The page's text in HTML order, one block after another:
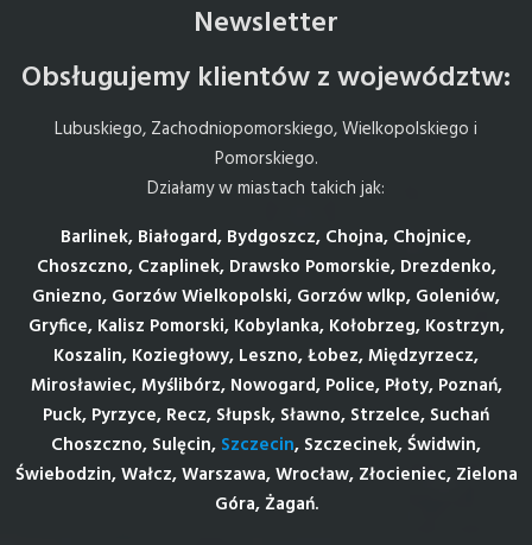
Newsletter
Obsługujemy klientów z województw:
Lubuskiego, Zachodniopomorskiego, Wielkopolskiego i
Pomorskiego.
Działamy w miastach takich jak:
Barlinek, Białogard, Bydgoszcz, Chojna, Chojnice,
Choszczno, Czaplinek, Drawsko Pomorskie, Drezdenko,
Gniezno, Gorzów Wielkopolski, Gorzów wlkp, Goleniów,
Gryfice, Kalisz Pomorski, Kobylanka, Kołobrzeg, Kostrzyn,
Koszalin, Koziegłowy, Leszno, Łobez, Międzyrzecz,
Mirosławiec, Myślibórz, Nowogard, Police, Płoty, Poznań,
Puck, Pyrzyce, Recz, Słupsk, Sławno, Strzelce, Suchań
Choszczno, Sulęcin, Szczecin, Szczecinek, Świdwin,
Świebodzin, Wałcz, Warszawa, Wrocław, Złocieniec, Zielona
Góra, Żagań.